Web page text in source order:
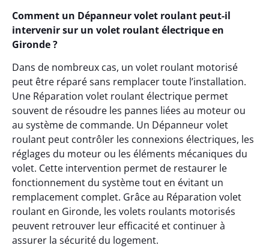
Comment un Dépanneur volet roulant peut-il
intervenir sur un volet roulant électrique en
Gironde ?
Dans de nombreux cas, un volet roulant motorisé
peut être réparé sans remplacer toute l’installation.
Une Réparation volet roulant électrique permet
souvent de résoudre les pannes liées au moteur ou
au système de commande. Un Dépanneur volet
roulant peut contrôler les connexions électriques, les
réglages du moteur ou les éléments mécaniques du
volet. Cette intervention permet de restaurer le
fonctionnement du système tout en évitant un
remplacement complet. Grâce au Réparation volet
roulant en Gironde, les volets roulants motorisés
peuvent retrouver leur efficacité et continuer à
assurer la sécurité du logement.